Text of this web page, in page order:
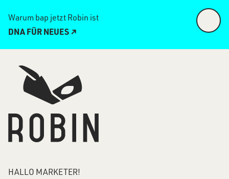
Warum bap jetzt Robin ist
DNA FÜR NEUES ↗
HALLO MARKETER!